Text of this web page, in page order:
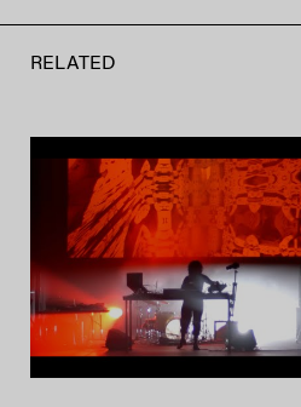
RELATED